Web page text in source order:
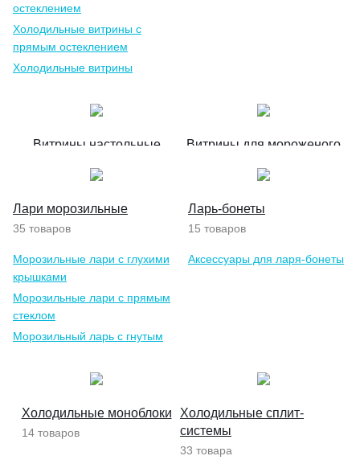
остеклением
Холодильные витрины с
прямым остеклением
Холодильные витрины
Витрины настольные Витрины для мороженого
Лари морозильные
35 товаров
Морозильные лари с глухими
крышками
Морозильные лари с прямым
стеклом
Морозильный ларь с гнутым
Ларь-бонеты
15 товаров
Аксессуары для ларя-бонеты
Холодильные моноблоки
14 товаров
Холодильные сплит-
системы
33 товара